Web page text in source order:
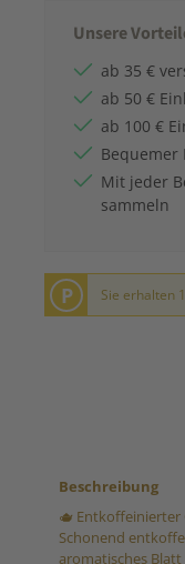
Unsere
ab 35 €
ab 50 €
ab 100 €
Bequemer
Mit jeder
sammeln
P Sie erhalten
Beschreibung
🫖 Entkoffeinierter
Schonend
aromatisches